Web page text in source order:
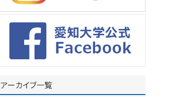
アーカイブ一覧